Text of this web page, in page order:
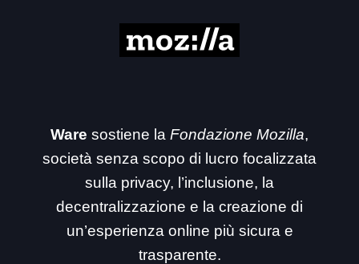
Ware sostiene la Fondazione Mozilla,
società senza scopo di lucro focalizzata
sulla privacy, l’inclusione, la
decentralizzazione e la creazione di
un’esperienza online più sicura e
trasparente.